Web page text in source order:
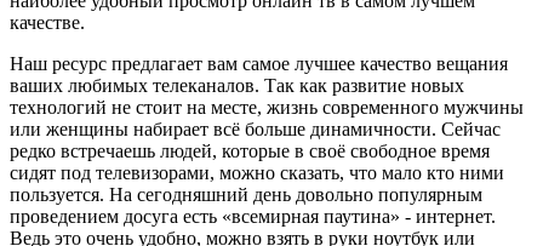
качестве.
Наш ресурс предлагает вам самое лучшее качество вещания
ваших любимых телеканалов. Так как развитие новых
технологий не стоит на месте, жизнь современного мужчины
или женщины набирает всё больше динамичности. Сейчас
редко встречаешь людей, которые в своё свободное время
сидят под телевизорами, можно сказать, что мало кто ними
пользуется. На сегодняшний день довольно популярным
проведением досуга есть «всемирная паутина» - интернет.
Ведь это очень удобно, можно взять в руки ноутбук или